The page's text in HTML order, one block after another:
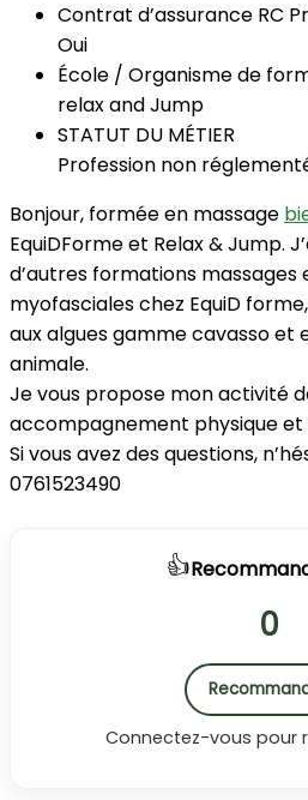
Contrat d’assurance RC
Oui
École / Organisme de
relax and Jump
STATUT DU MÉTIER
Profession non
Bonjour, formée en massage
EquiDForme et Relax & Jump.
d’autres formations massages
myofasciales chez EquiD
aux algues gamme cavasso et
animale.
Je vous propose mon activité
accompagnement physique et
Si vous avez des questions,
0761523490
👍
0
Connectez-vous pour